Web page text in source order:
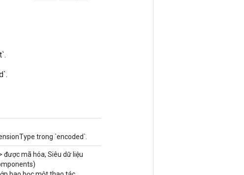
trong `encoded`.
được mã hóa, Siêu dữ liệu